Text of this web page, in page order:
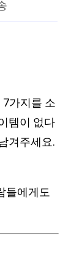
가지를 소
템이 없다
겨주세요.
들에게도